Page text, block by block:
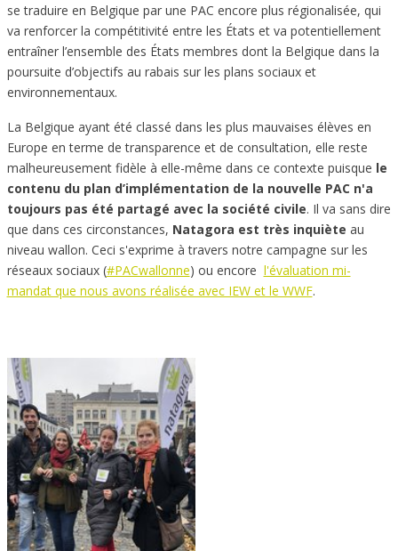
se traduire en Belgique par une PAC encore plus régionalisée, qui
va renforcer la compétitivité entre les États et va potentiellement
entraîner l’ensemble des États membres dont la Belgique dans la
poursuite d’objectifs au rabais sur les plans sociaux et
environnementaux.
La Belgique ayant été classé dans les plus mauvaises élèves en
Europe en terme de transparence et de consultation, elle reste
malheureusement fidèle à elle-même dans ce contexte puisque le
contenu du plan d’implémentation de la nouvelle PAC n'a
toujours pas été partagé avec la société civile. Il va sans dire
que dans ces circonstances, Natagora est très inquiète au
niveau wallon. Ceci s'exprime à travers notre campagne sur les
réseaux sociaux (#PACwallonne) ou encore l'évaluation mi-
mandat que nous avons réalisée avec IEW et le WWF.